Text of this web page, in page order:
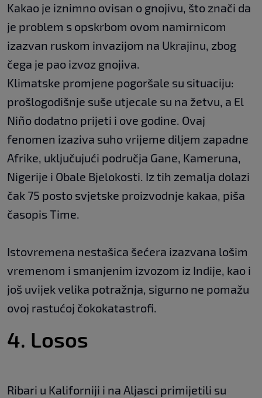
Kakao je iznimno ovisan o gnojivu, što znači da
je problem s opskrbom ovom namirnicom
izazvan ruskom invazijom na Ukrajinu, zbog
čega je pao izvoz gnojiva.
Klimatske promjene pogoršale su situaciju:
prošlogodišnje suše utjecale su na žetvu, a El
Niño dodatno prijeti i ove godine. Ovaj
fenomen izaziva suho vrijeme diljem zapadne
Afrike, uključujući područja Gane, Kameruna,
Nigerije i Obale Bjelokosti. Iz tih zemalja dolazi
čak 75 posto svjetske proizvodnje kakaa, piša
časopis Time.
Istovremena nestašica šećera izazvana lošim
vremenom i smanjenim izvozom iz Indije, kao i
još uvijek velika potražnja, sigurno ne pomažu
ovoj rastućoj čokokatastrofi.
4. Losos
Ribari u Kaliforniji i na Aljasci primijetili su